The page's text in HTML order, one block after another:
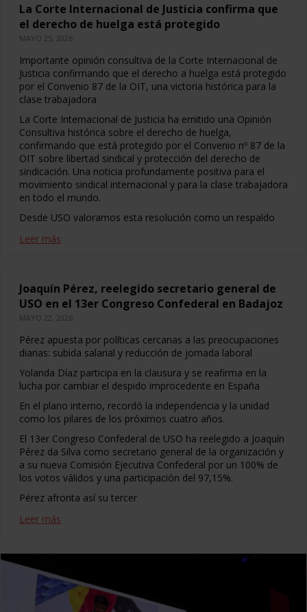
La Corte Internacional de Justicia confirma que
el derecho de huelga está protegido
MAYO 25, 2026
Importante opinión consultiva de la Corte Internacional de
Justicia confirmando que el derecho a huelga está protegido
por el Convenio 87 de la OIT, una victoria histórica para la
clase trabajadora
La Corte Internacional de Justicia ha emitido una Opinión
Consultiva histórica sobre el derecho de huelga,
confirmando que está protegido por el Convenio nº 87 de la
OIT sobre libertad sindical y protección del derecho de
sindicación. Una noticia profundamente positiva para el
movimiento sindical internacional y para la clase trabajadora
en todo el mundo.
Desde USO valoramos esta resolución como un respaldo
Leer más
Joaquín Pérez, reelegido secretario general de
USO en el 13er Congreso Confederal en Badajoz
MAYO 22, 2026
Pérez apuesta por políticas cercanas a las preocupaciones
diarias: subida salarial y reducción de jornada laboral
Yolanda Díaz participa en la clausura y se reafirma en la
lucha por cambiar el despido improcedente en España
En el plano interno, recordó la independencia y la unidad
como los pilares de los próximos cuatro años.
El 13er Congreso Confederal de USO ha reelegido a Joaquín
Pérez da Silva como secretario general de la organización y
a su nueva Comisión Ejecutiva Confederal por un 100% de
los votos válidos y una participación del 97,15%.
Pérez afronta así su tercer
Leer más